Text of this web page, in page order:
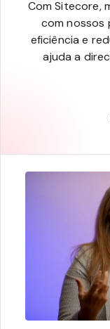
Com Sitecore,
com nossos
eficiência e
ajuda a